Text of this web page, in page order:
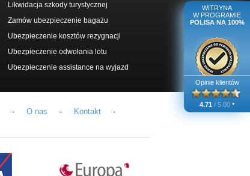
Likwidacja szkody turystycznej
Zamów ubezpieczenie bagażu
Ubezpieczenie kosztów rezygnacji
Ubezpieczenie odwołania lotu
Ubezpieczenie assistance na wyjazd
- O nas - Kontakt-
WITRYNA
W PROGRAMIE
POLISA NA 100%
Opinie klientów
4.71 / 5.00 ‣